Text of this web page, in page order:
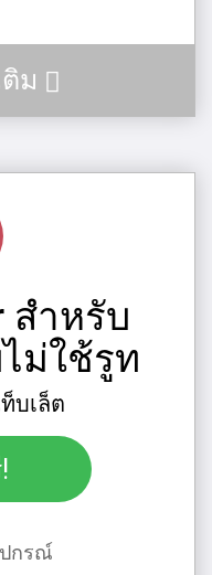
ม
สําหรับ
ม่ใช้รูท
บเล็ต
กรณ์